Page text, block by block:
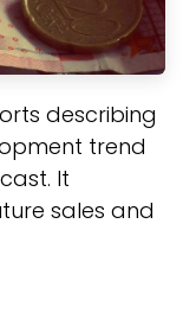
describing
trend
It
sales and